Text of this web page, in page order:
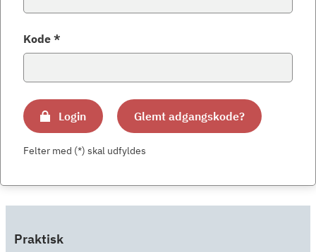
Kode *
Login Glemt adgangskode?
Felter med (*) skal udfyldes
Praktisk